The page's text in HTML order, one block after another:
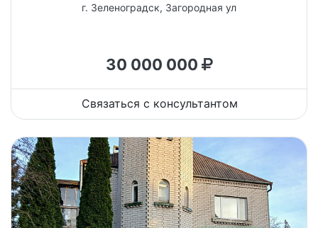
г. Зеленоградск, Загородная ул
30 000 000
Связаться с консультантом